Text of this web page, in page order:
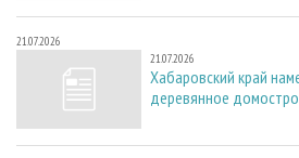
21.07.2026
21.07.2026
Хабаровский край
деревянное